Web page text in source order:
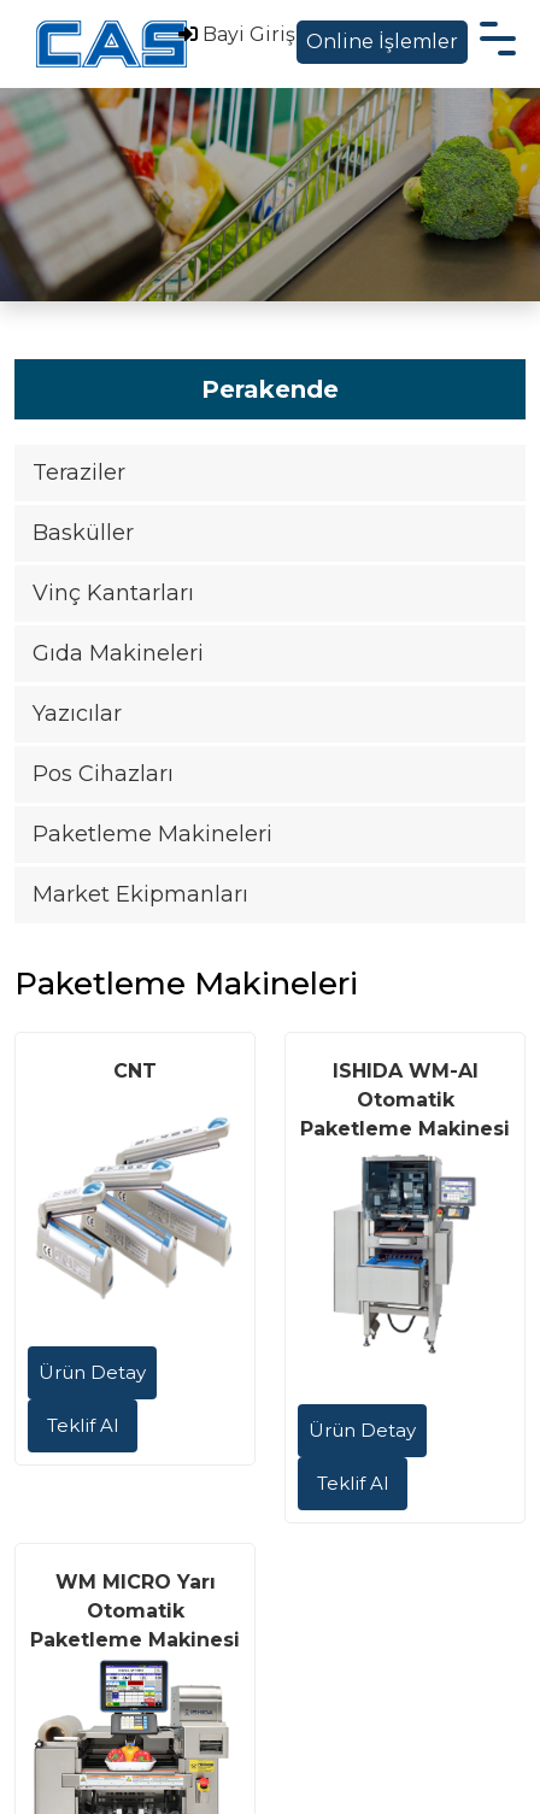
Bayi Giriş Online İşlemler
Hakkımızda
Ürünler
Sektörel Çözümler
Servis Destek
EN
540
20-
info@casturkey.com
Perakende
Teraziler
Basküller
Vinç Kantarları
Gıda Makineleri
Yazıcılar
Pos Cihazları
Paketleme Makineleri
Market Ekipmanları
Paketleme Makineleri
CNT
Ürün Detay
Teklif Al
ISHIDA WM-AI
Otomatik
Paketleme Makinesi
Ürün Detay
Teklif Al
WM MICRO Yarı
Otomatik
Paketleme Makinesi